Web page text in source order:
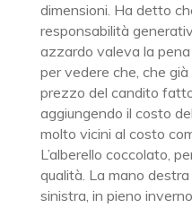
dimensioni. Ha detto
responsabilità
azzardo valeva la
per vedere che, che
prezzo del candito
aggiungendo il costo
molto vicini al costo
L’alberello coccolato,
qualità. La mano
sinistra, in pieno